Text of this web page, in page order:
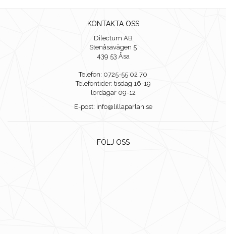
KONTAKTA OSS
Dilectum AB
Stenåsavägen 5
439 53 Åsa
Telefon: 0725-55 02 70
Telefontider: tisdag 16-19
lördagar 09-12
E-post: info@lillaparlan.se
FÖLJ OSS